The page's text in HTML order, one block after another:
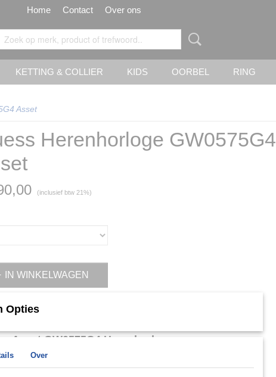
Home Contact Over ons
KETTING & COLLIER KIDS OORBEL RING
Asset
Herenhorloge GW0575G4
(inclusief btw 21%)
IN WINKELWAGEN
Asset GW0575G4 Herenhorloge
GW0575G4
Opties
Over